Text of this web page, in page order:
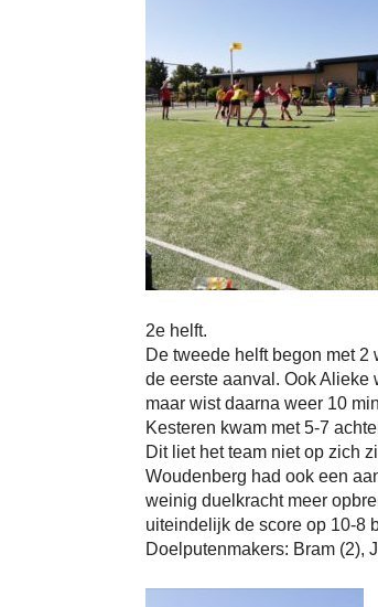
2e helft.
De tweede helft begon met
de eerste aanval. Ook Alieke
maar wist daarna weer 10
Kesteren kwam met 5-7
Dit liet het team niet op zich
Woudenberg had ook een
weinig duelkracht meer
uiteindelijk de score op 10-8
Doelputenmakers: Bram (2),